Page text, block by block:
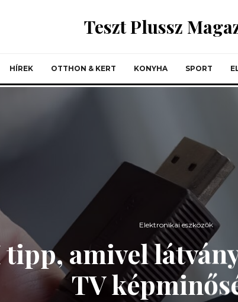
Teszt Plussz
HÍREK OTTHON & KERT KONYHA SPORT
Elektronikai eszközök
amivel
TV